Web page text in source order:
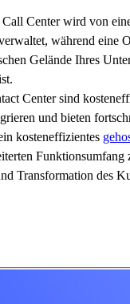
Call Center wird von
während eine
Gelände Ihres
Center sind
und bieten
kosteneffizientes
Funktionsumfang
Transformation des